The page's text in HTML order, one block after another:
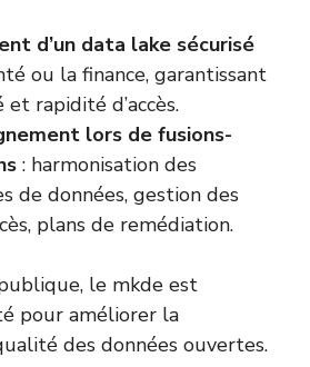
d’un data lake sécurisé
ou la finance, garantissant
rapidité d’accès.
lors de fusions-
: harmonisation des
de données, gestion des
plans de remédiation.
le mkde est
pour améliorer la
des données ouvertes.